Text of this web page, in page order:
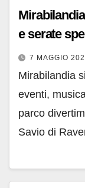
e serate
7 MAGGIO
Mirabilandia
eventi,
parco
Savio di